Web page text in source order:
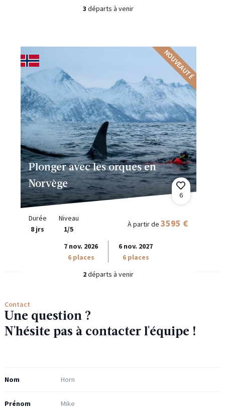
3 départs à venir
NOUVEAUTÉ
Plonger avec les orques en
Norvège
6
Durée
8 jrs
Niveau
1/5
À partir de 3595 €
7 nov. 2026
6 places
6 nov. 2027
6 places
2départs à venir
Contact
Une question ?
N'hésite pas à contacter l'équipe !
Nom
Prénom